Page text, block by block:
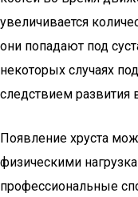
увеличивается
они попадают под
некоторых случаях
следствием развития
Появление хруста
физическими
профессиональные